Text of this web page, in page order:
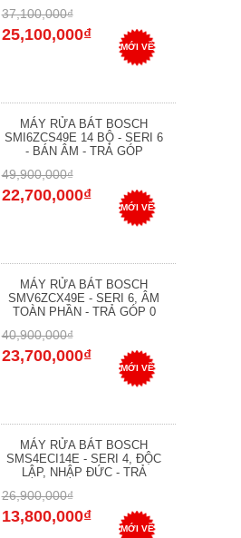
37,100,000₫
25,100,000₫
MỚI VỀ
MÁY RỬA BÁT BOSCH
SMI6ZCS49E 14 BỘ - SERI 6
- BÁN ÂM - TRẢ GÓP
49,900,000₫
22,700,000₫
MỚI VỀ
MÁY RỬA BÁT BOSCH
SMV6ZCX49E - SERI 6, ÂM
TOÀN PHẦN - TRẢ GÓP 0
40,900,000₫
23,700,000₫
MỚI VỀ
MÁY RỬA BÁT BOSCH
SMS4ECI14E - SERI 4, ĐỘC
LẬP, NHẬP ĐỨC - TRẢ
26,900,000₫
13,800,000₫
MỚI VỀ